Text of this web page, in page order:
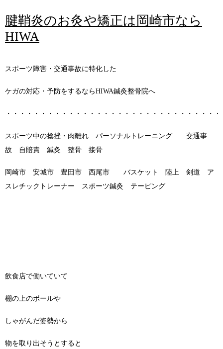
腱鞘炎のお灸や矯正は岡崎市なら
HIWA
スポーツ障害・交通事故に特化した
ケガの対応・予防をするならHIWA鍼灸整骨院へ
・・・・・・・・・・・・・・・・・・・・・・・・・・・・・・・
スポーツ中の捻挫・肉離れ パーソナルトレーニング 交通事
故 自賠責 鍼灸 整骨 接骨
岡崎市 安城市 豊田市 西尾市 バスケット 陸上 剣道 ア
スレチックトレーナー スポーツ鍼灸 テーピング
飲食店で働いていて
棚の上のボールや
しゃがんだ姿勢から
物を取り出そうとすると